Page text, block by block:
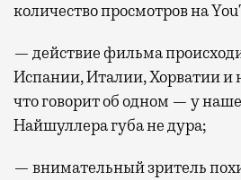
количество просмотров на
— действие фильма
Испании, Италии, Хорватии и
что говорит об одном — у
Найшуллера губа не дура;
— внимательный зритель